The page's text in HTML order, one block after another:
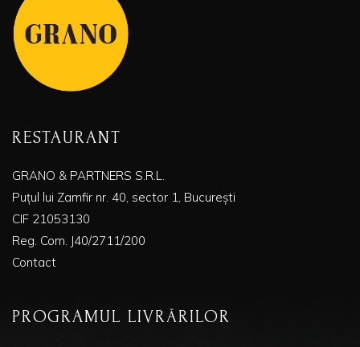
RESTAURANT
GRANO & PARTNERS S.R.L.
Puțul lui Zamfir nr. 40, sector 1, București
CIF 21053130
Reg. Com. J40/2711/200
Contact
PROGRAMUL LIVRĂRILOR